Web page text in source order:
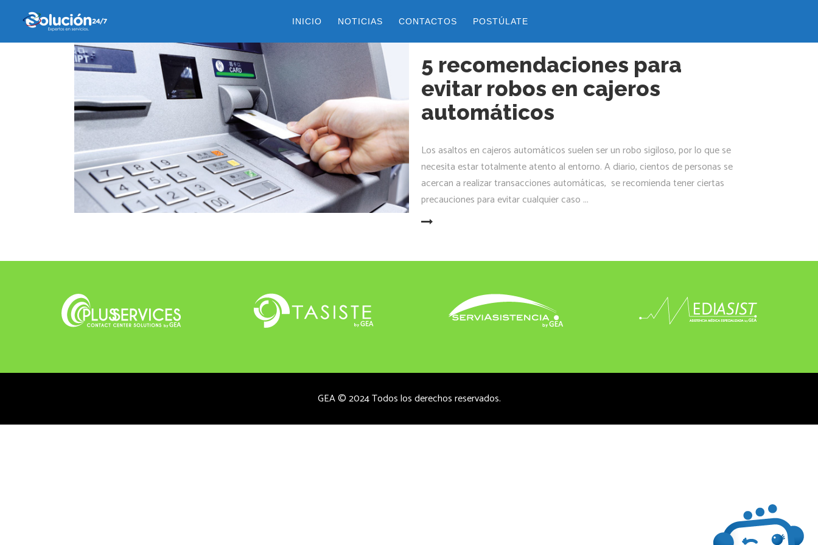
INICIO NOTICIAS CONTACTOS POSTÚLATE
5 recomendaciones para
evitar robos en cajeros
automáticos
Los asaltos en cajeros automáticos suelen ser un robo sigiloso, por lo que se
necesita estar totalmente atento al entorno. A diario, cientos de personas se
acercan a realizar transacciones automáticas, se recomienda tener ciertas
precauciones para evitar cualquier caso
GEA © 2024 Todos los derechos reservados.